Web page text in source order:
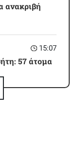
ανακριβή
15:07
57 άτομα